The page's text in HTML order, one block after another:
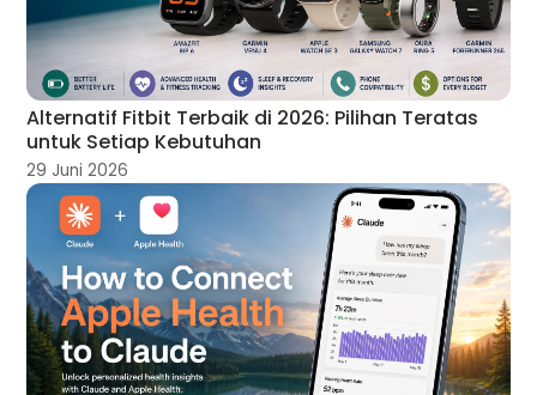
Alternatif Fitbit Terbaik di 2026: Pilihan Teratas
untuk Setiap Kebutuhan
29 Juni 2026